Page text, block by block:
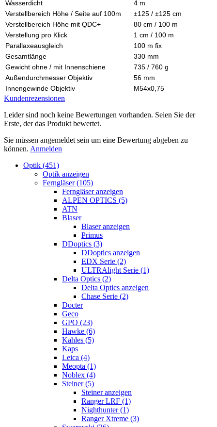
Wasserdicht
4 m
Verstellbereich Höhe / Seite auf 100m
±125 / ±125 cm
Verstellbereich Höhe mit QDC+
80 cm / 100 m
Verstellung pro Klick
1 cm / 100 m
Parallaxeausgleich
100 m fix
Gesamtlänge
330 mm
Gewicht ohne / mit Innenschiene
735 / 760 g
Außendurchmesser Objektiv
56 mm
Innengewinde Objektiv
M54x0,75
Kundenrezensionen
Leider sind noch keine Bewertungen vorhanden. Seien Sie der
Erste, der das Produkt bewertet.
Sie müssen angemeldet sein um eine Bewertung abgeben zu
können. Anmelden
Optik (451)
Optik anzeigen
Ferngläser (105)
Ferngläser anzeigen
ALPEN OPTICS (5)
ATN
Blaser
Blaser anzeigen
Primus
DDoptics (3)
DDoptics anzeigen
EDX Serie (2)
ULTRAlight Serie (1)
Delta Optics (2)
Delta Optics anzeigen
Chase Serie (2)
Docter
Geco
GPO (23)
Hawke (6)
Kahles (5)
Kaps
Leica (4)
Meopta (1)
Noblex (4)
Steiner (5)
Steiner anzeigen
Ranger LRF (1)
Nighthunter (1)
Ranger Xtreme (3)